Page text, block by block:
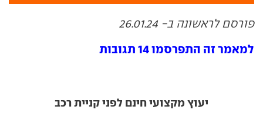
פורסם לראשונה ב- 26.01.24
למאמר זה התפרסמו 14 תגובות
יעוץ מקצועי חינם לפני קניית רכב